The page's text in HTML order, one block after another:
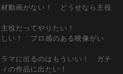
材動画がない！ どうせなら主役
役だってやりたい！
しい！ プロ感のある映像がい
ラマに出るのはもういい！ ガチ
の作品に出たい！